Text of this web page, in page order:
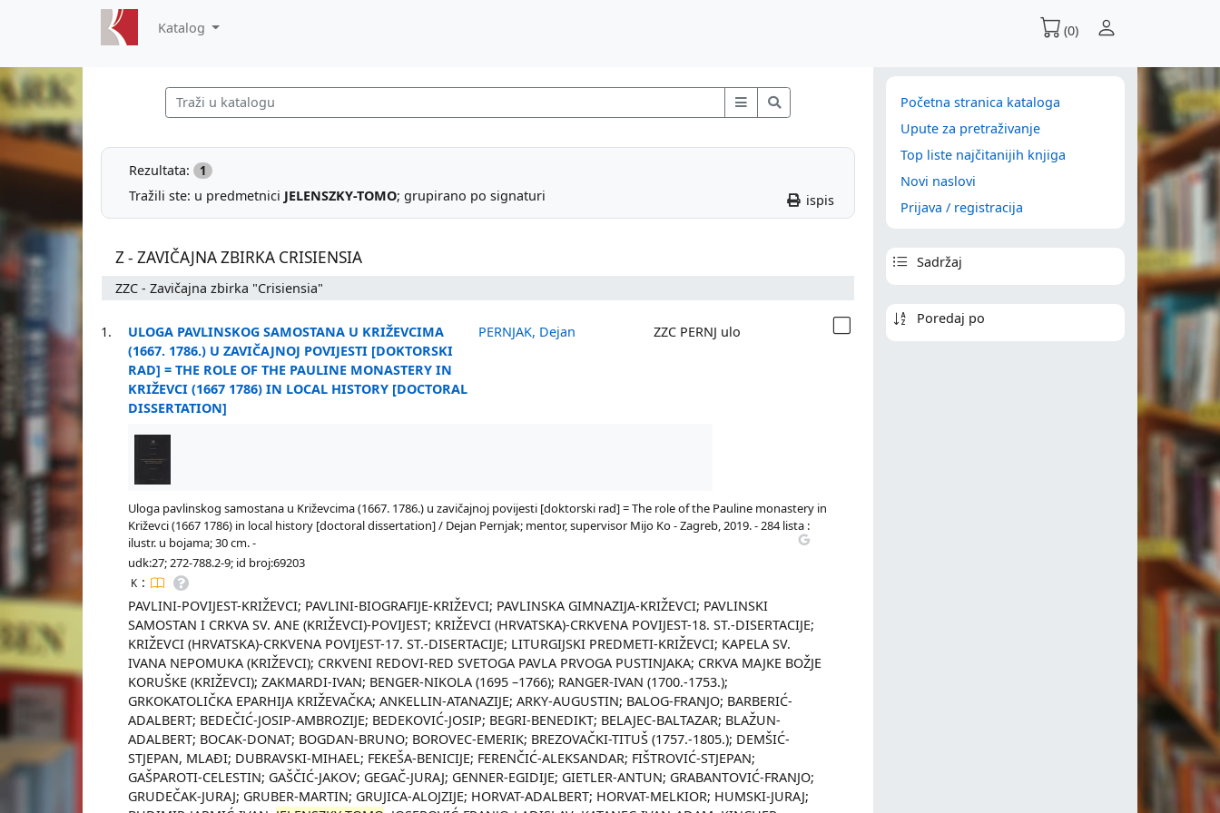
Katalog (0)
Rezultata: 1
Tražili ste: u predmetnici JELENSZKY-TOMO; grupirano po signaturi ispis
Z - ZAVIČAJNA ZBIRKA CRISIENSIA
ZZC - Zavičajna zbirka "Crisiensia"
1.
ULOGA PAVLINSKOG SAMOSTANA U KRIŽEVCIMA
(1667. 1786.) U ZAVIČAJNOJ POVIJESTI [DOKTORSKI
RAD] = THE ROLE OF THE PAULINE MONASTERY IN
KRIŽEVCI (1667 1786) IN LOCAL HISTORY [DOCTORAL
DISSERTATION]
PERNJAK, Dejan ZZC PERNJ ulo
Uloga pavlinskog samostana u Križevcima (1667. 1786.) u zavičajnoj povijesti [doktorski rad] = The role of the Pauline monastery in
Križevci (1667 1786) in local history [doctoral dissertation] / Dejan Pernjak; mentor, supervisor Mijo Ko - Zagreb, 2019. - 284 lista :
ilustr. u bojama; 30 cm. -
udk:27; 272-788.2-9; id broj:69203
K :
PAVLINI-POVIJEST-KRIŽEVCI; PAVLINI-BIOGRAFIJE-KRIŽEVCI; PAVLINSKA GIMNAZIJA-KRIŽEVCI; PAVLINSKI
SAMOSTAN I CRKVA SV. ANE (KRIŽEVCI)-POVIJEST; KRIŽEVCI (HRVATSKA)-CRKVENA POVIJEST-18. ST.-DISERTACIJE;
KRIŽEVCI (HRVATSKA)-CRKVENA POVIJEST-17. ST.-DISERTACIJE; LITURGIJSKI PREDMETI-KRIŽEVCI; KAPELA SV.
IVANA NEPOMUKA (KRIŽEVCI); CRKVENI REDOVI-RED SVETOGA PAVLA PRVOGA PUSTINJAKA; CRKVA MAJKE BOŽJE
KORUŠKE (KRIŽEVCI); ZAKMARDI-IVAN; BENGER-NIKOLA (1695 –1766); RANGER-IVAN (1700.-1753.);
GRKOKATOLIČKA EPARHIJA KRIŽEVAČKA; ANKELLIN-ATANAZIJE; ARKY-AUGUSTIN; BALOG-FRANJO; BARBERIĆ-
ADALBERT; BEDEČIĆ-JOSIP-AMBROZIJE; BEDEKOVIĆ-JOSIP; BEGRI-BENEDIKT; BELAJEC-BALTAZAR; BLAŽUN-
ADALBERT; BOCAK-DONAT; BOGDAN-BRUNO; BOROVEC-EMERIK; BREZOVAČKI-TITUŠ (1757.-1805.); DEMŠIĆ-
STJEPAN, MLAĐI; DUBRAVSKI-MIHAEL; FEKEŠA-BENICIJE; FERENČIĆ-ALEKSANDAR; FIŠTROVIĆ-STJEPAN;
GAŠPAROTI-CELESTIN; GAŠČIĆ-JAKOV; GEGAČ-JURAJ; GENNER-EGIDIJE; GIETLER-ANTUN; GRABANTOVIĆ-FRANJO;
GRUDEČAK-JURAJ; GRUBER-MARTIN; GRUJICA-ALOJZIJE; HORVAT-ADALBERT; HORVAT-MELKIOR; HUMSKI-JURAJ;
Početna stranica kataloga
Upute za pretraživanje
Top liste najčitanijih knjiga
Novi naslovi
Prijava / registracija
Sadržaj
Poredaj po